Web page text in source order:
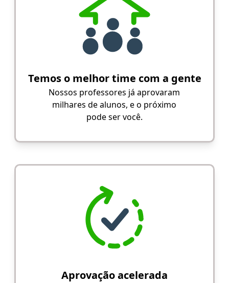
Temos o melhor time com a gente
Nossos professores já aprovaram
milhares de alunos, e o próximo
pode ser você.
Aprovação acelerada